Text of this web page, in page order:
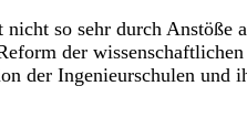
so sehr durch Anstöße
der
der Ingenieurschulen und